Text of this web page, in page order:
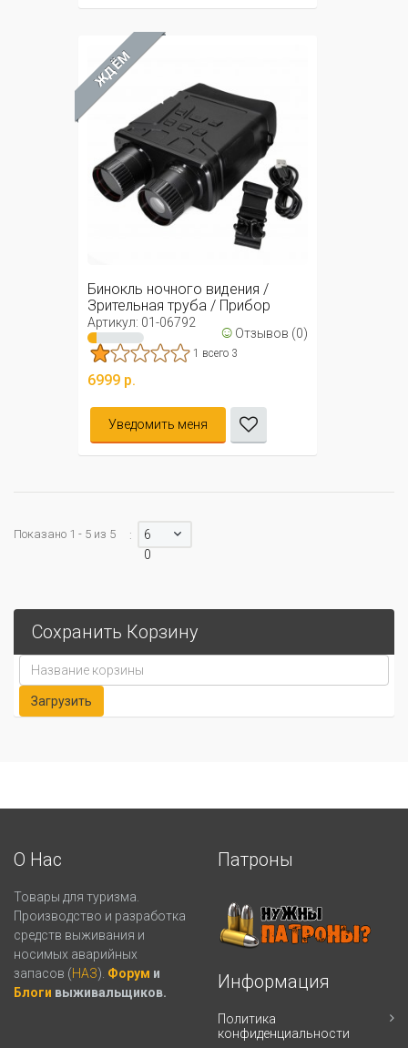
ЖДЁМ
Бинокль ночного видения /
Зрительная труба / Прибор
ночного ...
Артикул: 01-06792 ☺ Отзывов (0)
1 всего 3
6999 р.
Уведомить меня
Показано 1 - 5 из 5 :
6
0
Сохранить Корзину
О Нас
Товары для туризма.
Производство и разработка
средств выживания и
носимых аварийных
запасов (НАЗ). Форум и
Блоги выживальщиков.
Патроны
Информация
Политика
конфиденциальности